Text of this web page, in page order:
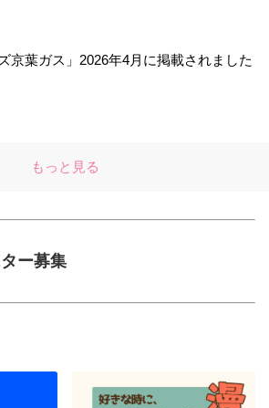
ズ京葉ガス」2026年4月に掲載されました
もっと見る
ー募集